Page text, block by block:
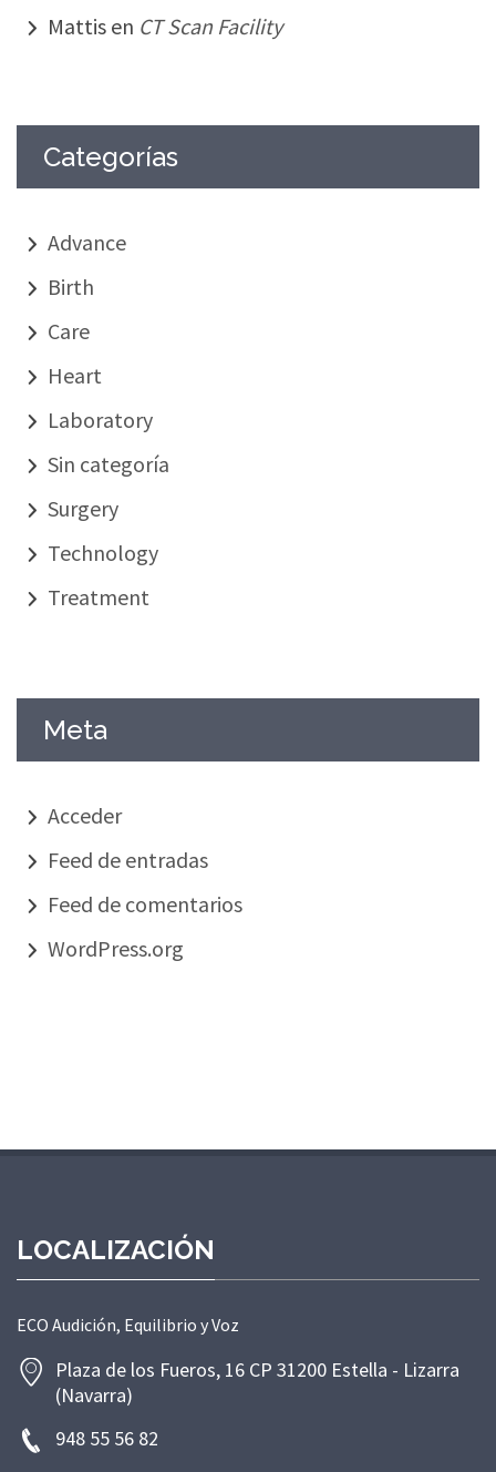
Mattis en CT Scan Facility
Categorías
Advance
Birth
Care
Heart
Laboratory
Sin categoría
Surgery
Technology
Treatment
Meta
Acceder
Feed de entradas
Feed de comentarios
WordPress.org
LOCALIZACIÓN
ECO Audición, Equilibrio y Voz
Plaza de los Fueros, 16 CP 31200 Estella - Lizarra
(Navarra)
948 55 56 82